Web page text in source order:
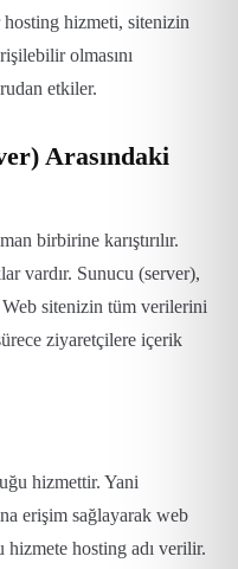
hosting hizmeti, sitenizin
olmasını
etkiler.
Arasındaki
birbirine karıştırılır.
vardır. Sunucu (server),
sitenizin tüm verilerini
ziyaretçilere içerik
hizmettir. Yani
erişim sağlayarak web
hizmete hosting adı verilir.